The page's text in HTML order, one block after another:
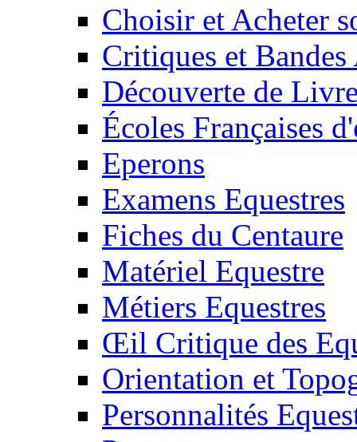
Choisir et Acheter
Critiques et
Découverte de
Écoles Françaises
Eperons
Examens Equestres
Fiches du Centaure
Matériel Equestre
Métiers Equestres
Œil Critique des
Orientation et
Personnalités